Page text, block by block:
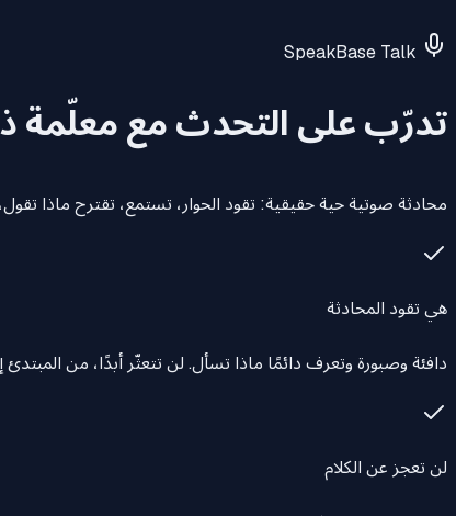
SpeakBase Talk
تدرّب على التحدث مع معلّمة
محادثة صوتية حية حقيقية: تقود الحوار، تستمع، تقترح ماذا
هي تقود المحادثة
دافئة وصبورة وتعرف دائمًا ماذا تسأل. لن تتعثّر أبدًا، من المبتدئ
لن تعجز عن الكلام